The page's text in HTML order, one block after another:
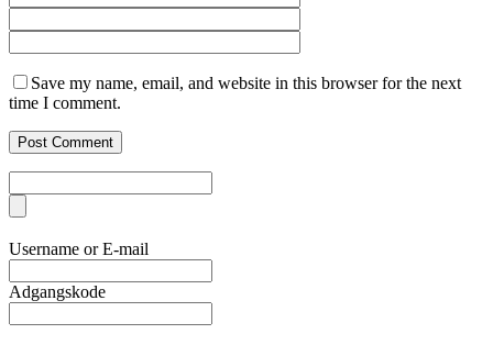
Save my name, email, and website in this browser for the next
time I comment.
Username or E-mail
Adgangskode